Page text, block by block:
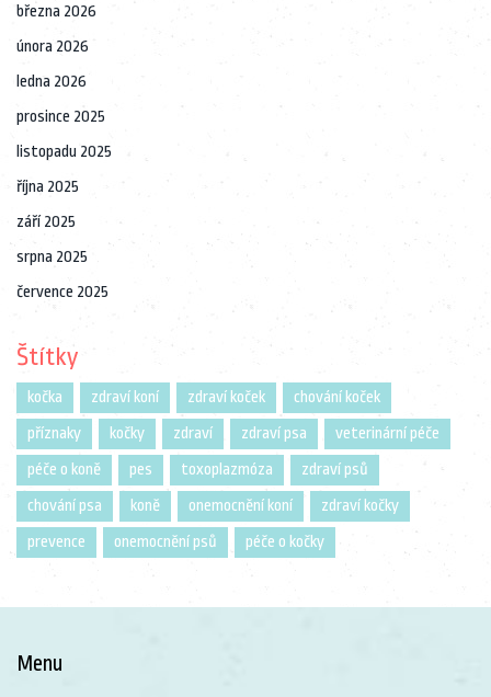
března 2026
února 2026
ledna 2026
prosince 2025
listopadu 2025
října 2025
září 2025
srpna 2025
července 2025
Štítky
kočka zdraví koní zdraví koček
chování koček
příznaky
kočky zdraví zdraví psa
veterinární péče
péče o koně
pes toxoplazmóza
zdraví psů
chování psa
koně onemocnění koní
zdraví kočky
prevence
onemocnění psů péče o kočky
Menu